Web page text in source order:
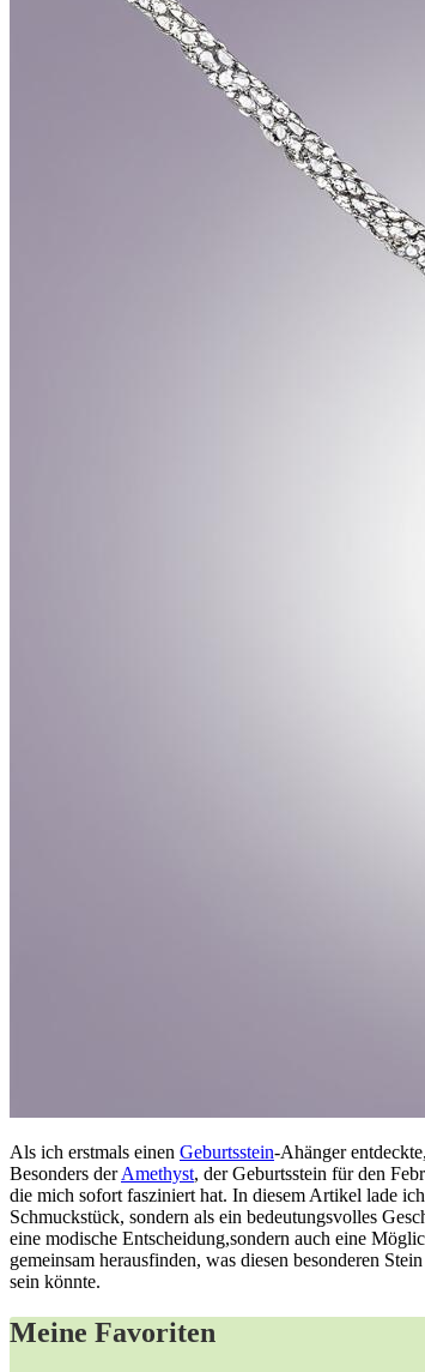
Als ich erstmals einen Geburtsstein-Ahänger‍
Besonders derAmethyst,‍ der Geburtsstein für den
die ​mich sofort fasziniert ⁣hat. In diesem ‌Artikel lade
Schmuckstück, sondern als ein bedeutungsvolles
eine modische Entscheidung,sondern auch⁤ eine
‍gemeinsam herausfinden, was diesen besonderen
sein könnte.
Meine Favoriten